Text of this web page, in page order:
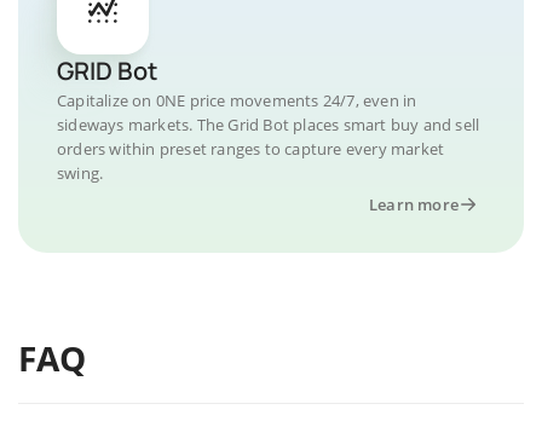
GRID Bot
Capitalize on 0NE price movements 24/7, even in
sideways markets. The Grid Bot places smart buy and sell
orders within preset ranges to capture every market
swing.
Learn more
FAQ